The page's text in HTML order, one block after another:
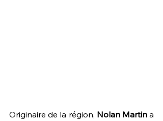
Originaire de la région, Nolan Martin a